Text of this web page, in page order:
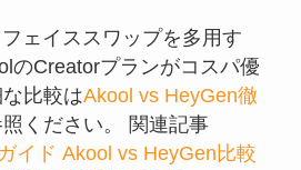
ェイススワップを多用す
のCreatorプランがコスパ優
比較はAkool vs HeyGen徹
ください。
関連記事
イド Akool vs HeyGen比較